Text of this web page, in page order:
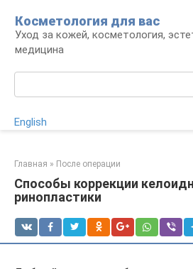
контенту
Косметология для вас
Уход за кожей, косметология,
медицина
English
Главная » После операции
Способы коррекции
ринопластики